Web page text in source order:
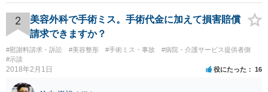
眼が悪化することがあるにもかかわらず、全く説明されなかったよう
な場合」には、請求することは可能です。
2
美容外科で手術ミス。手術代金に加えて損害賠償
請求できますか？
#慰謝料請求・訴訟 #美容整形 #手術ミス・事故
#病院・介護サービス提供者側
#示談
2018年2月1日 役にたった 16